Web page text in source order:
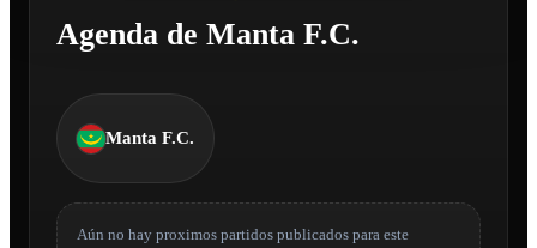
Agenda de Manta F.C.
Manta F.C.
Aún no hay proximos partidos publicados para este